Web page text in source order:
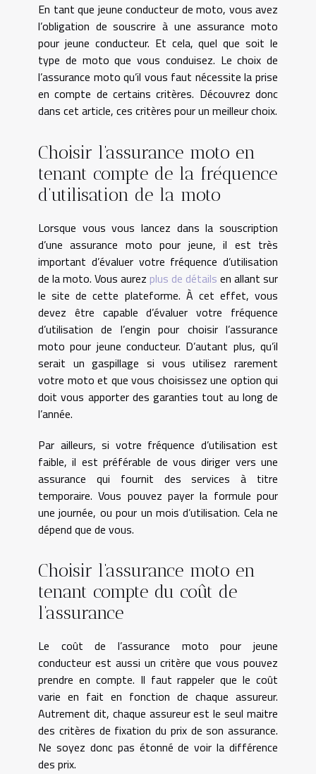
En tant que jeune conducteur de moto, vous avez
l’obligation de souscrire à une assurance moto
pour jeune conducteur. Et cela, quel que soit le
type de moto que vous conduisez. Le choix de
l’assurance moto qu’il vous faut nécessite la prise
en compte de certains critères. Découvrez donc
dans cet article, ces critères pour un meilleur choix.
Choisir l’assurance moto en
tenant compte de la fréquence
d’utilisation de la moto
Lorsque vous vous lancez dans la souscription
d’une assurance moto pour jeune, il est très
important d’évaluer votre fréquence d’utilisation
de la moto. Vous aurez plus de détails en allant sur
le site de cette plateforme. À cet effet, vous
devez être capable d’évaluer votre fréquence
d’utilisation de l’engin pour choisir l’assurance
moto pour jeune conducteur. D’autant plus, qu’il
serait un gaspillage si vous utilisez rarement
votre moto et que vous choisissez une option qui
doit vous apporter des garanties tout au long de
l’année.
Par ailleurs, si votre fréquence d’utilisation est
faible, il est préférable de vous diriger vers une
assurance qui fournit des services à titre
temporaire. Vous pouvez payer la formule pour
une journée, ou pour un mois d’utilisation. Cela ne
dépend que de vous.
Choisir l’assurance moto en
tenant compte du coût de
l’assurance
Le coût de l’assurance moto pour jeune
conducteur est aussi un critère que vous pouvez
prendre en compte. Il faut rappeler que le coût
varie en fait en fonction de chaque assureur.
Autrement dit, chaque assureur est le seul maitre
des critères de fixation du prix de son assurance.
Ne soyez donc pas étonné de voir la différence
des prix.